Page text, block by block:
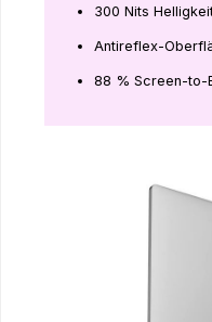
300 Nits
Antireflex-
88 % Screen-to-